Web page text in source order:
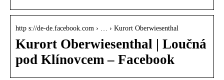
http s://de-de.facebook.com › … › Kurort Oberwiesenthal
Kurort Oberwiesenthal | Loučná
pod Klínovcem – Facebook